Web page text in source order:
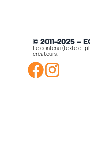
© 2011-2025 –
Le contenu (texte et
créateurs.